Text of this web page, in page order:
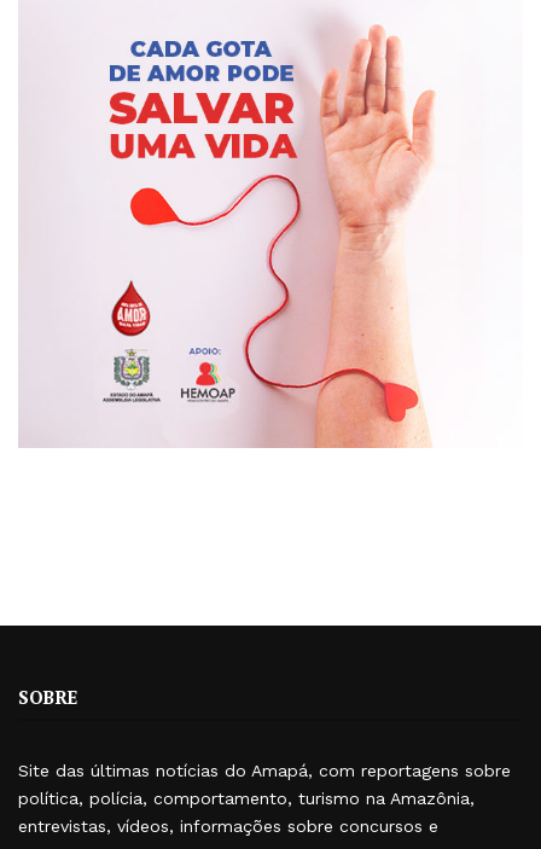
SOBRE
Site das últimas notícias do Amapá, com reportagens sobre
política, polícia, comportamento, turismo na Amazônia,
entrevistas, vídeos, informações sobre concursos e